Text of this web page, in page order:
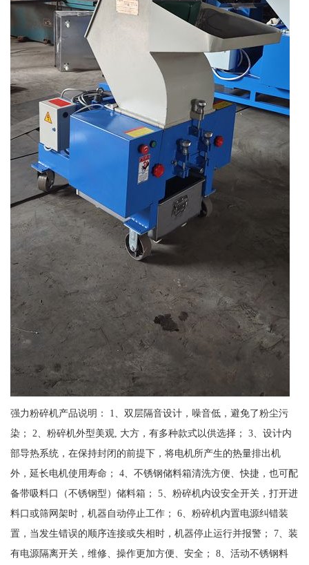
强力粉碎机产品说明： 1、双层隔音设计，噪音低，避免了粉尘污
染； 2、粉碎机外型美观, 大方，有多种款式以供选择； 3、设计内
部导热系统，在保持封闭的前提下，将电机所产生的热量排出机
外，延长电机使用寿命； 4、不锈钢储料箱清洗方便、快捷，也可配
备带吸料口（不锈钢型）储料箱； 5、粉碎机内设安全开关，打开进
料口或筛网架时，机器自动停止工作； 6、粉碎机内置电源纠错装
置，当发生错误的顺序连接或失相时，机器停止运行并报警； 7、装
有电源隔离开关，维修、操作更加方便、安全； 8、活动不锈钢料